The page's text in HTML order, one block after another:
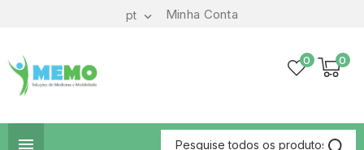
Minha Conta
pt 
0
0
